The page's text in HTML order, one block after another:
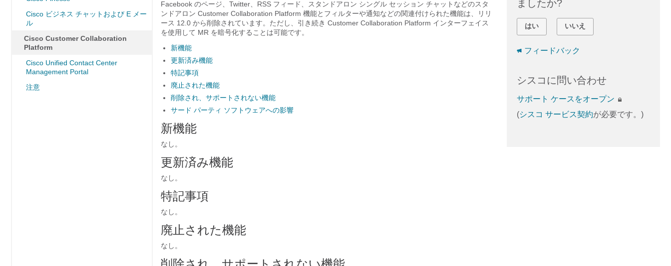
Cisco ビジネス チャットおよび E メー
ル
Cisco Customer Collaboration
Platform
Cisco Unified Contact Center
Management Portal
注意
Facebook のページ、Twitter、RSS フィード、スタンドアロン シングル セッション チャットなどのスタ
ンドアロン Customer Collaboration Platform 機能とフィルターや通知などの関連付けられた機能は、リリ
ース 12.0 から削除されています。ただし、引き続き Customer Collaboration Platform インターフェイス
を使用して MR を暗号化することは可能です。
新機能
更新済み機能
特記事項
廃止された機能
削除され、サポートされない機能
サード パーティ ソフトウェアへの影響
新機能
なし。
更新済み機能
なし。
特記事項
なし。
廃止された機能
なし。
ましたか?
はい いいえ
フィードバック
シスコに問い合わせ
サポート ケースをオープン
(シスコ サービス契約が必要です。)